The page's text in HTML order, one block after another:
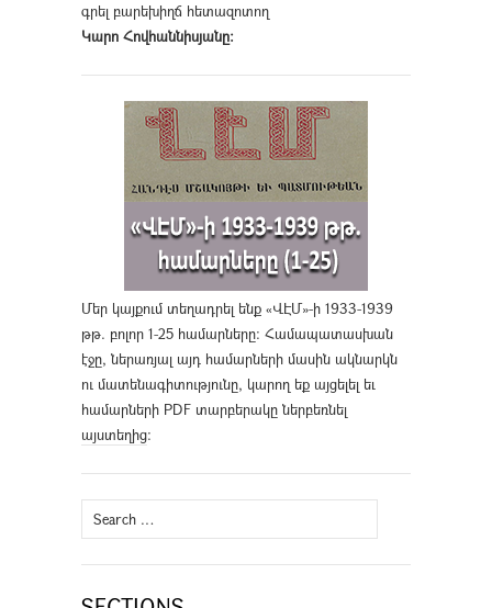
գրել բարեխիղճ հետազոտող
Կարո Հովհաննիսյանը։
Մեր կայքում տեղադրել ենք «ՎԷՄ»-ի 1933-1939
թթ. բոլոր 1-25 համարները։ Համապատասխան
էջը, ներառյալ այդ համարների մասին ակնարկն
ու մատենագիտությունը, կարող եք այցելել եւ
համարների PDF տարբերակը ներբեռնել
այստեղից։
Search
for: